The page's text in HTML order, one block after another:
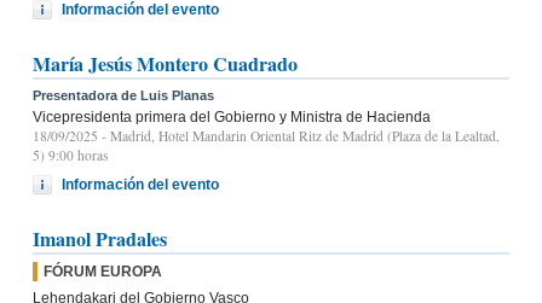
Información del evento
María Jesús Montero Cuadrado
Presentadora de Luis Planas
Vicepresidenta primera del Gobierno y Ministra de Hacienda
18/09/2025 - Madrid, Hotel Mandarin Oriental Ritz de Madrid (Plaza de la Lealtad,
5) 9:00 horas
Información del evento
Imanol Pradales
FÓRUM EUROPA
Lehendakari del Gobierno Vasco